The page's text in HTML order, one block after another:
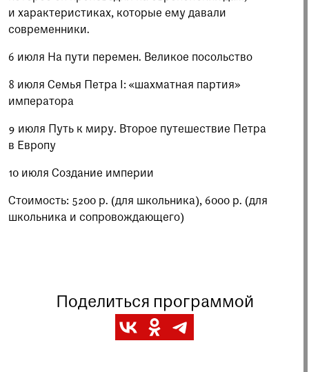
и характеристиках, которые ему давали
современники.
6 июля На пути перемен. Великое посольство
8 июля Семья Петра I: «шахматная партия»
императора
9 июля Путь к миру. Второе путешествие Петра
в Европу
10 июля Создание империи
Стоимость: 5200 р. (для школьника), 6000 р. (для
школьника и сопровождающего)
Поделиться программой